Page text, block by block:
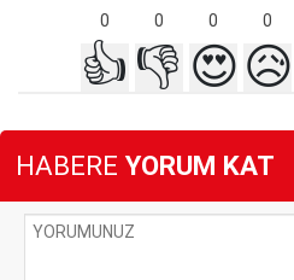
0 0 0 0
👍 👎 😍😥
HABERE YORUM KAT